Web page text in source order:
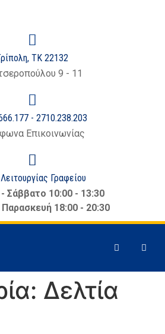
ΤΚ 22132
9 - 11
- 2710.238.203
Επικοινωνίας
Γραφείου
Σάββατο 10:00 - 13:30
18:00 - 20:30
Δελτία